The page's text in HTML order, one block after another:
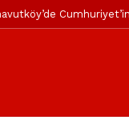
Özel’den
nüfusu 2024
Taşoluk’ta